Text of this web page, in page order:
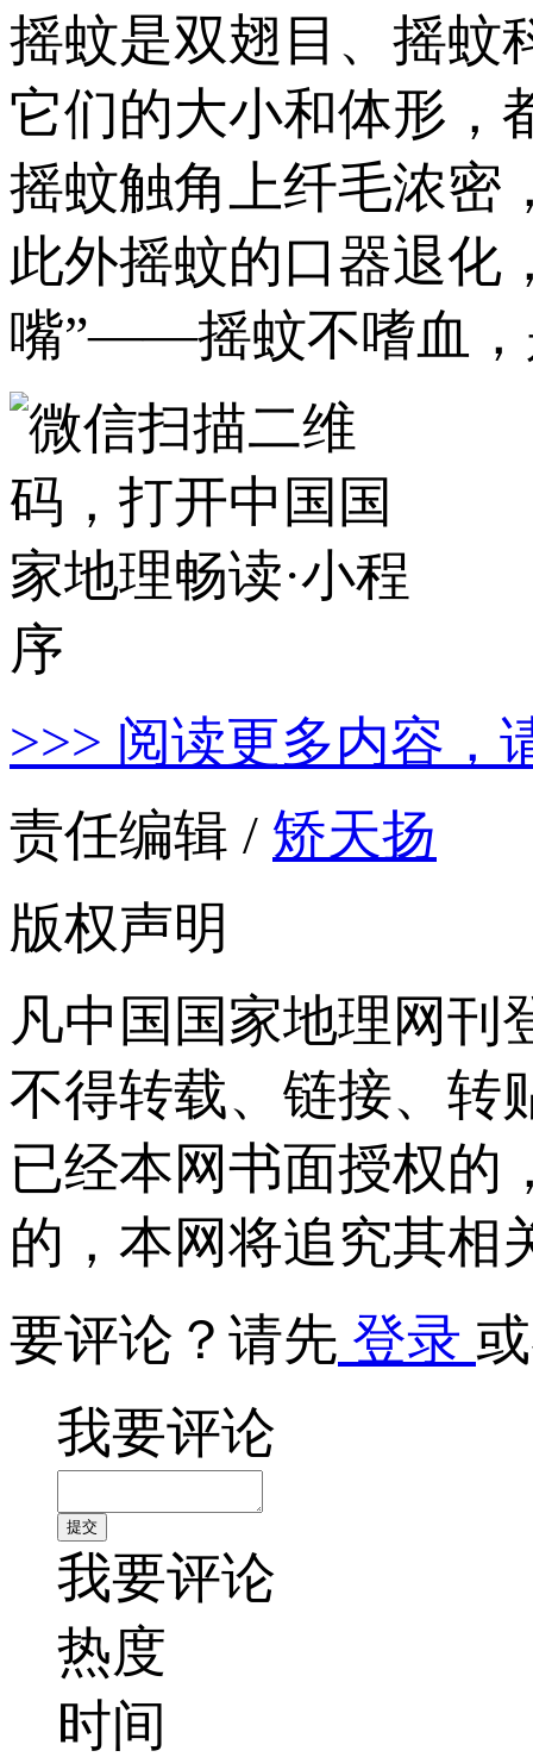
摇蚊是双翅目、摇蚊
它们的大小和体形，
摇蚊触角上纤毛浓密
此外摇蚊的口器退化
嘴”——摇蚊不嗜血，
>>> 阅读更多内容，
责任编辑 / 矫天扬
版权声明
凡中国国家地理网刊
不得转载、链接、转
已经本网书面授权的
的，本网将追究其相
要评论？请先 登录
我要评论
我要评论
热度
时间